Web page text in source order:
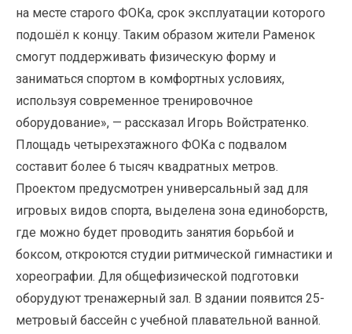
на месте старого ФОКа, срок эксплуатации которого
подошёл к концу. Таким образом жители Раменок
смогут поддерживать физическую форму и
заниматься спортом в комфортных условиях,
используя современное тренировочное
оборудование», — рассказал Игорь Войстратенко.
Площадь четырехэтажного ФОКа с подвалом
составит более 6 тысяч квадратных метров.
Проектом предусмотрен универсальный зад для
игровых видов спорта, выделена зона единоборств,
где можно будет проводить занятия борьбой и
боксом, откроются студии ритмической гимнастики и
хореографии. Для общефизической подготовки
оборудуют тренажерный зал. В здании появится 25-
метровый бассейн с учебной плавательной ванной.